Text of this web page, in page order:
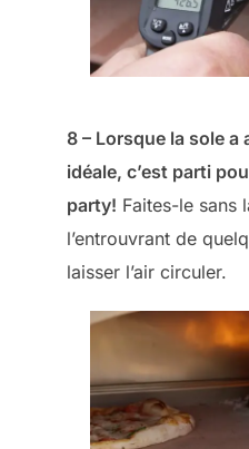
8 – Lorsque la sole
idéale, c’est parti
party! Faites-le sans
l’entrouvrant de
laisser l’air circuler.